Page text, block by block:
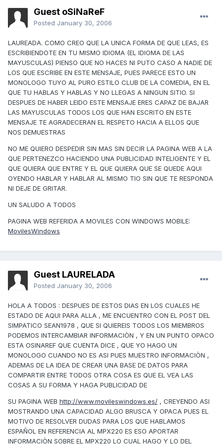
Guest oSiNaReF
Posted January 30, 2006
LAUREADA. COMO CREO QUE LA UNICA FORMA DE QUE LEAS, ES
ESCRIBIENDOTE EN TU MISMO IDIOMA (EL IDIOMA DE LAS
MAYUSCULAS) PIENSO QUE NO HACES NI PUTO CASO A NADIE DE
LOS QUE ESCRIBE EN ESTE MENSAJE, PUES PARECE ESTO UN
MONOLOGO TUYO AL PURO ESTILO CLUB DE LA COMEDIA, EN EL
QUE TU HABLAS Y HABLAS Y NO LLEGAS A NINGUN SITIO. SI
DESPUES DE HABER LEIDO ESTE MENSAJE ERES CAPAZ DE BAJAR
LAS MAYUSCULAS TODOS LOS QUE HAN ESCRITO EN ESTE
MENSAJE TE AGRADECERAN EL RESPETO HACIA A ELLOS QUE
NOS DEMUESTRAS
NO ME QUIERO DESPEDIR SIN MAS SIN DECIR LA PAGINA WEB A LA
QUE PERTENEZCO HACIENDO UNA PUBLICIDAD INTELIGENTE Y EL
QUE QUIERA QUE ENTRE Y EL QUE QUIERA QUE SE QUEDE AQUI
OYENDO HABLAR Y HABLAR AL MISMO TIO SIN QUE TE RESPONDA
NI DEJE DE GRITAR.
UN SALUDO A TODOS
PAGINA WEB REFERIDA A MOVILES CON WINDOWS MOBILE:
MovilesWindows
Guest LAURELADA
Posted January 30, 2006
HOLA A TODOS : DESPUES DE ESTOS DIAS EN LOS CUALES HE
ESTADO DE AQUI PARA ALLA , ME ENCUENTRO CON EL POST DEL
SIMPATICO SEAN1978 , QUE SI QUIEREIS TODOS LOS MIEMBROS
PODEMOS INTERCAMBIAR INFORMACIÒN , Y EN UN PUNTO OPACO
ESTA OSINAREF QUE CUENTA DICE , QUE YO HAGO UN
MONOLOGO CUANDO NO ES ASI PUES MUESTRO INFORMACIÒN ,
ADEMAS DE LA IDEA DE CREAR UNA BASE DE DATOS PARA
COMPARTIR ENTRE TODOS OTRA COSA ES QUE EL VEA LAS
COSAS A SU FORMA Y HAGA PUBLICIDAD DE
SU PAGINA WEB http://www.movileswindows.es/ , CREYENDO ASI
MOSTRANDO UNA CAPACIDAD ALGO BRUSCA Y OPACA PUES EL
MOTIVO DE RESOLVER DUDAS PARA LOS QUE HABLAMOS
ESPAÑOL EN REFERENCIA AL MPX220 ES ESO APORTAR
INFORMACIÒN SOBRE EL MPX220 LO CUAL HAGO Y LO DEL